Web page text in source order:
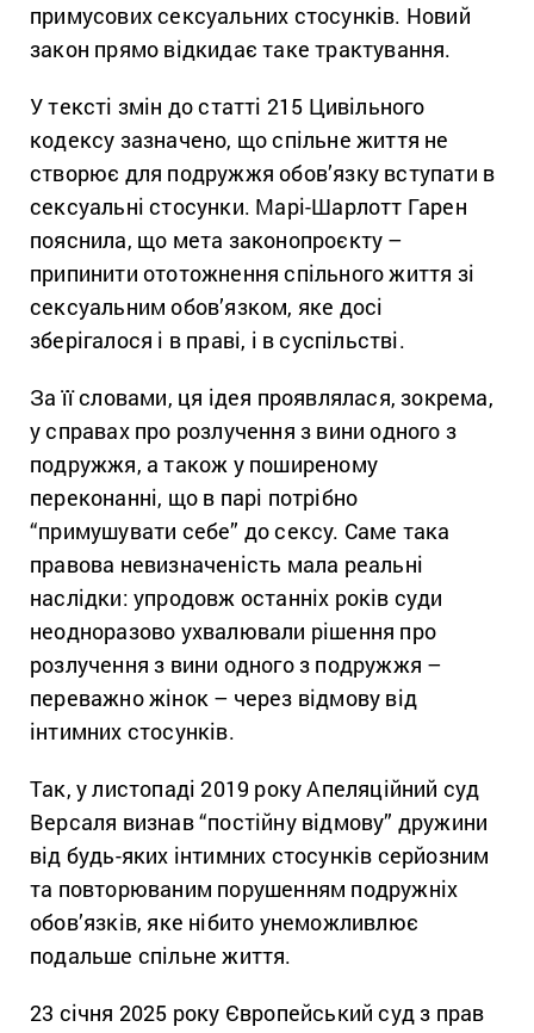
примусових сексуальних стосунків. Новий
закон прямо відкидає таке трактування.
У тексті змін до статті 215 Цивільного
кодексу зазначено, що спільне життя не
створює для подружжя обов’язку вступати в
сексуальні стосунки. Марі-Шарлотт Гарен
пояснила, що мета законопроєкту –
припинити ототожнення спільного життя зі
сексуальним обов’язком, яке досі
зберігалося і в праві, і в суспільстві.
За її словами, ця ідея проявлялася, зокрема,
у справах про розлучення з вини одного з
подружжя, а також у поширеному
переконанні, що в парі потрібно
“примушувати себе” до сексу. Саме така
правова невизначеність мала реальні
наслідки: упродовж останніх років суди
неодноразово ухвалювали рішення про
розлучення з вини одного з подружжя –
переважно жінок – через відмову від
інтимних стосунків.
Так, у листопаді 2019 року Апеляційний суд
Версаля визнав “постійну відмову” дружини
від будь-яких інтимних стосунків серйозним
та повторюваним порушенням подружніх
обов’язків, яке нібито унеможливлює
подальше спільне життя.
23 січня 2025 року Європейський суд з прав